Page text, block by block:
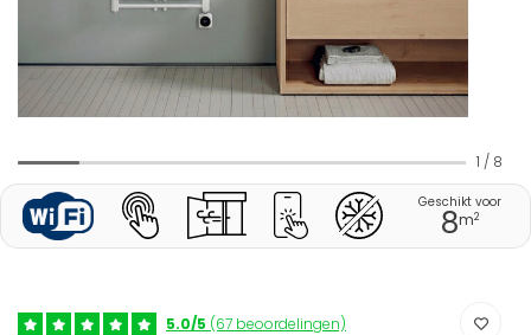
1 / 8
Geschikt voor
8m2
5.0/5 (67 beoordelingen)